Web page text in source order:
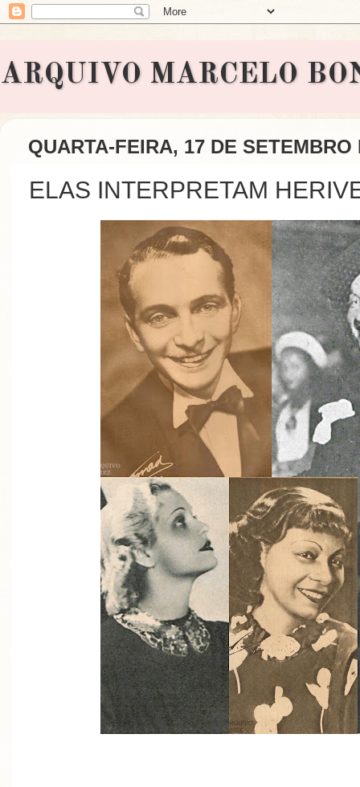
ARQUIVO MARCELO
QUARTA-FEIRA, 17 DE SETEMBRO
ELAS INTERPRETAM